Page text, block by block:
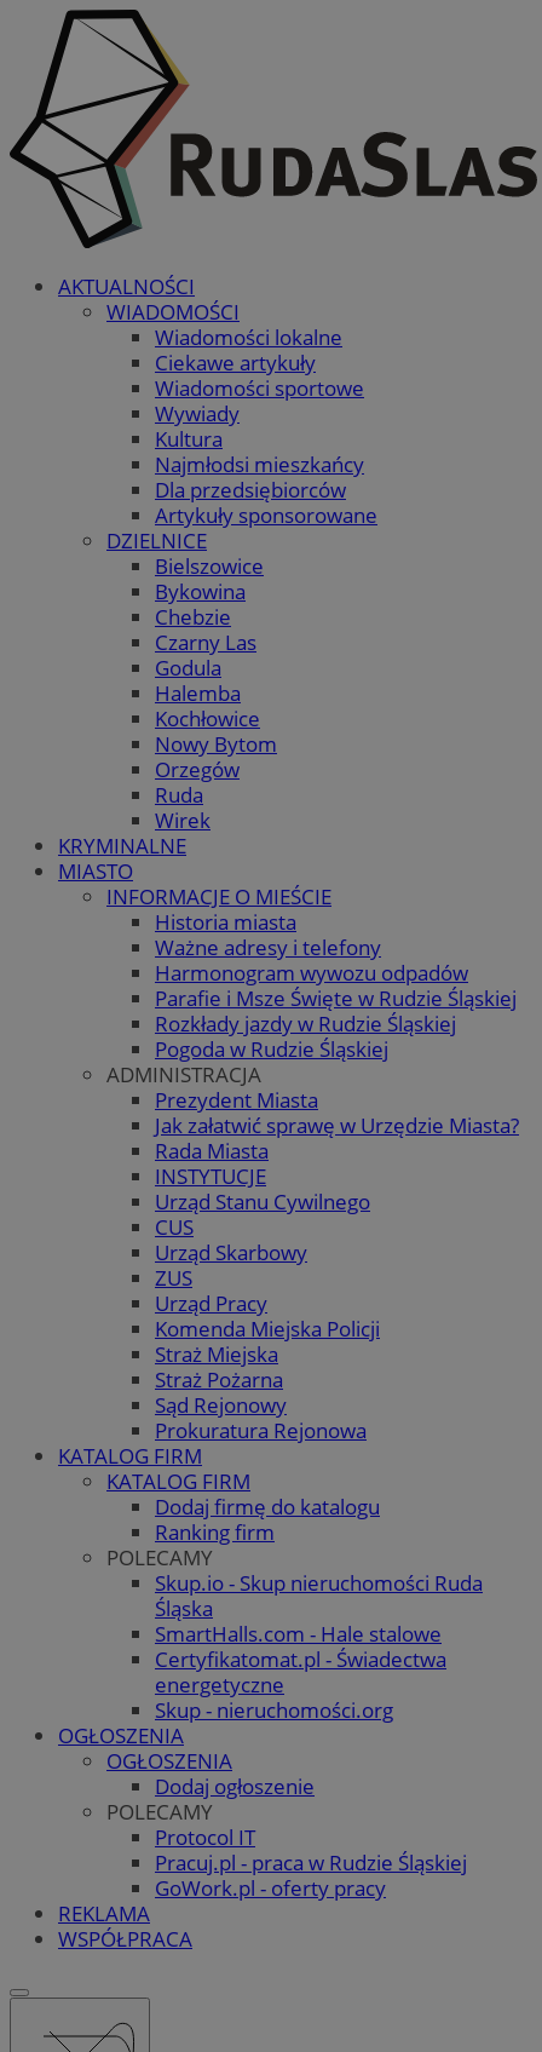
AKTUALNOŚCI
WIADOMOŚCI
Wiadomości lokalne
Ciekawe artykuły
Wiadomości sportowe
Wywiady
Kultura
Najmłodsi mieszkańcy
Dla przedsiębiorców
Artykuły sponsorowane
DZIELNICE
Bielszowice
Bykowina
Chebzie
Czarny Las
Godula
Halemba
Kochłowice
Nowy Bytom
Orzegów
Ruda
Wirek
KRYMINALNE
MIASTO
INFORMACJE O MIEŚCIE
Historia miasta
Ważne adresy i telefony
Harmonogram wywozu odpadów
Parafie i Msze Święte w Rudzie Śląskiej
Rozkłady jazdy w Rudzie Śląskiej
Pogoda w Rudzie Śląskiej
ADMINISTRACJA
Prezydent Miasta
Jak załatwić sprawę w Urzędzie Miasta?
Rada Miasta
INSTYTUCJE
Urząd Stanu Cywilnego
CUS
Urząd Skarbowy
ZUS
Urząd Pracy
Komenda Miejska Policji
Straż Miejska
Straż Pożarna
Sąd Rejonowy
Prokuratura Rejonowa
KATALOG FIRM
KATALOG FIRM
Dodaj firmę do katalogu
Ranking firm
POLECAMY
Skup.io - Skup nieruchomości Ruda
Śląska
SmartHalls.com - Hale stalowe
Certyfikatomat.pl - Świadectwa
energetyczne
Skup - nieruchomości.org
OGŁOSZENIA
OGŁOSZENIA
Dodaj ogłoszenie
POLECAMY
Protocol IT
Pracuj.pl - praca w Rudzie Śląskiej
GoWork.pl - oferty pracy
REKLAMA
WSPÓŁPRACA